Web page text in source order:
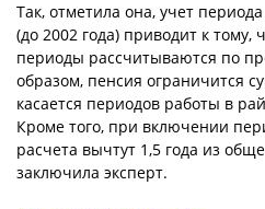
Так, отметила она, учет
(до 2002 года) приводит к тому,
периоды рассчитываются по
образом, пенсия ограничится
касается периодов работы в
Кроме того, при включении
расчета вычтут 1,5 года из
заключила эксперт.